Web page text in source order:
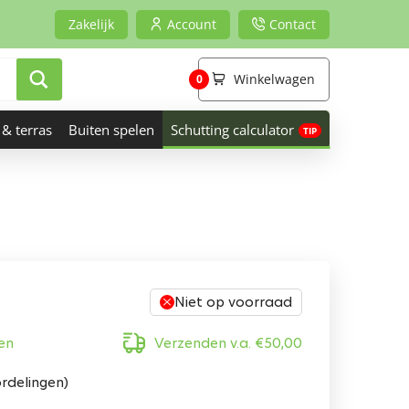
Zakelijk Account Contact
Winkelwagen
0
terras Buiten spelen Schutting calculator
Niet op voorraad
Verzenden v.a. €50,00